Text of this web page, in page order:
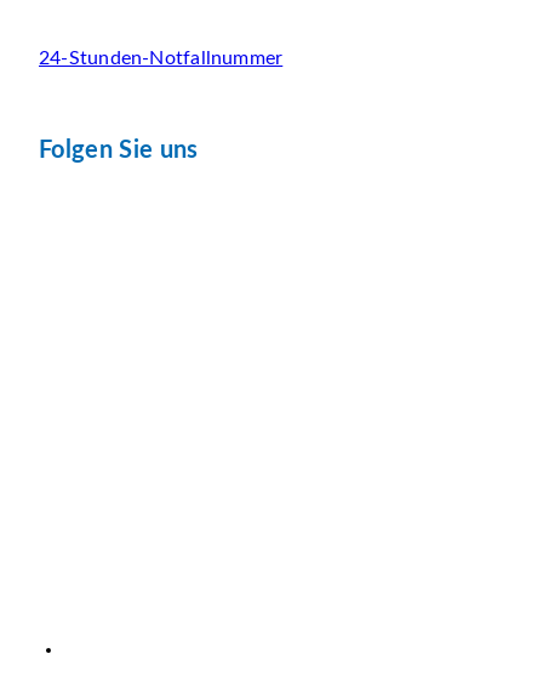
24-Stunden-Notfallnummer
Folgen Sie uns